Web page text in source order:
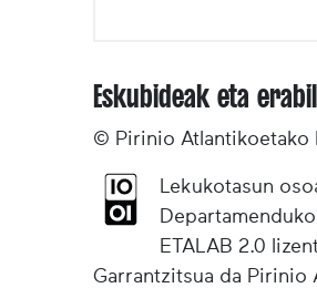
Eskubideak eta
© Pirinio Atlantikoetako
Lekukotasun
ETALAB 2.0
Garrantzitsua da Pirinio